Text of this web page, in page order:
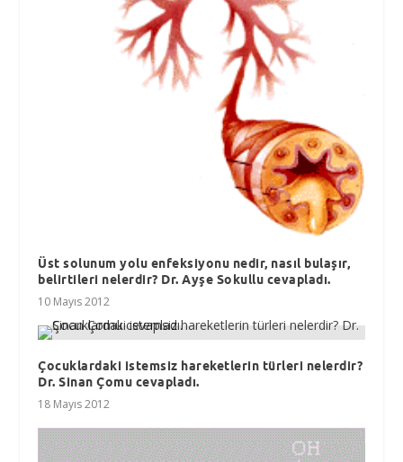
Üst solunum yolu enfeksiyonu nedir, nasıl bulaşır,
belirtileri nelerdir? Dr. Ayşe Sokullu cevapladı.
10 Mayıs 2012
Çocuklardaki istemsiz hareketlerin türleri nelerdir?
Dr. Sinan Çomu cevapladı.
18 Mayıs 2012